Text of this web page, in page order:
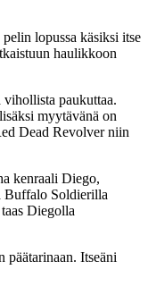
lopussa käsiksi itse
haulikkoon
vihollista paukuttaa.
myytävänä on
Dead Revolver niin
kenraali Diego,
Buffalo Soldierilla
Diegolla
päätarinaan. Itseäni